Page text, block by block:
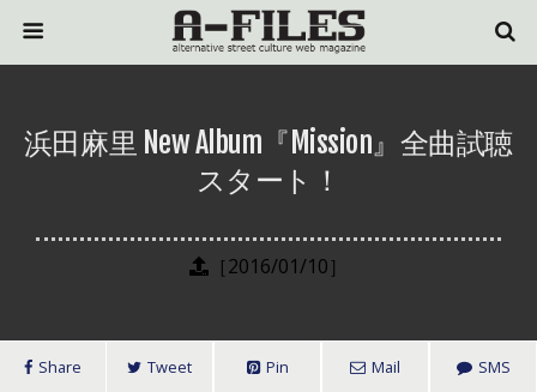
浜田麻里 New Album『Mission』全曲試聴
スタート！
［2016/01/10］
Share Tweet Pin Mail SMS